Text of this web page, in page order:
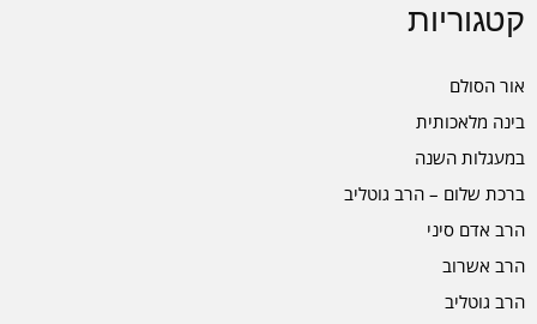
קטגוריות
אור הסולם
בינה מלאכותית
במעגלות השנה
ברכת שלום – הרב גוטליב
הרב אדם סיני
הרב אשרוב
הרב גוטליב